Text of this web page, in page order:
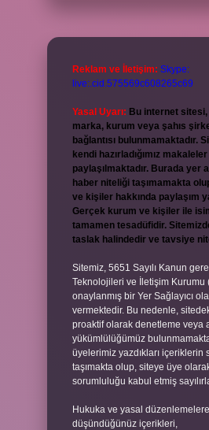
Reklam ve İletişim: Skype:
live:.cid.575569c608265c69
Yasal Uyarı: Bu internet
marka, kurum veya şahıs
bağlantısı bulunmamaktadır.
kendi hazırladığımız makaleler
paylaşılmaktadır. Burada yer
haber niteliği taşımamakta
ve kişiler hakkında paylaşım
Gerçek kurum ve kişiler ile
tamamen tesadüfidir.
taslak halindedir ve tavsiye
Sitemiz, 5651 Sayılı Kanun
Teknolojileri ve İletişim Kurumu
onaylanmış bir Yer Sağlayıcı
vermektedir. Bu nedenle,
proaktif olarak denetleme veya
yükümlülüğümüz
üyelerimiz yazdıkları içeriklerin
taşımakta olup, siteye üye
sorumluluğu kabul etmiş
Hukuka ve yasal
düşündüğünüz içerikleri,